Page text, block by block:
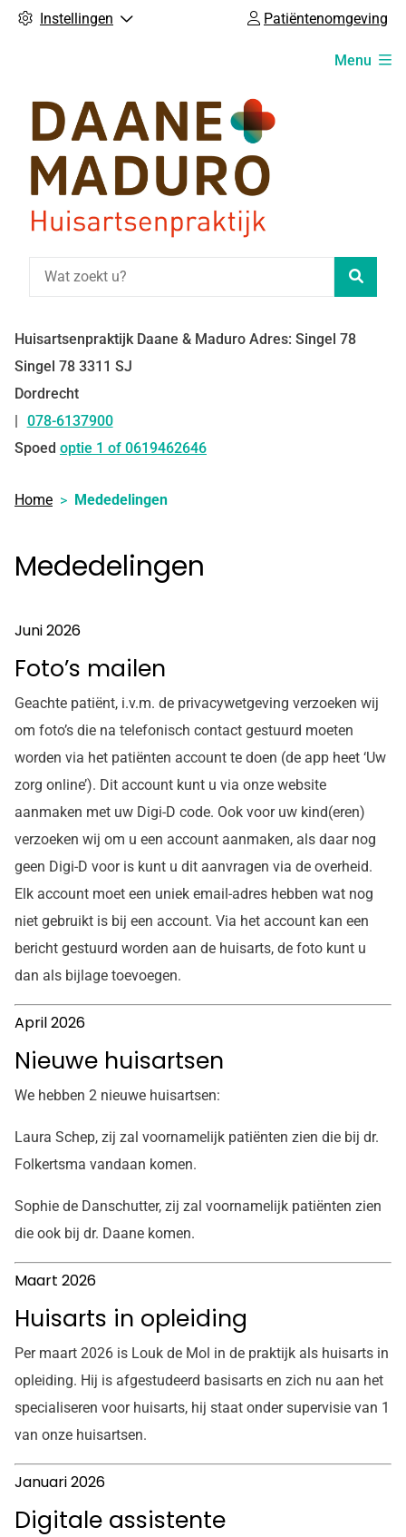
Instellingen Patiëntenomgeving
Menu
Huisartsenpraktijk Daane & Maduro Adres: Singel 78
Singel 78 3311 SJ
Dordrecht
Tel:
078-6137900
Spoed optie 1 of 0619462646
Home Mededelingen
Mededelingen
Juni 2026
Foto’s mailen
Geachte patiënt, i.v.m. de privacywetgeving verzoeken wij
om foto’s die na telefonisch contact gestuurd moeten
worden via het patiënten account te doen (de app heet ‘Uw
zorg online’). Dit account kunt u via onze website
aanmaken met uw Digi-D code. Ook voor uw kind(eren)
verzoeken wij om u een account aanmaken, als daar nog
geen Digi-D voor is kunt u dit aanvragen via de overheid.
Elk account moet een uniek email-adres hebben wat nog
niet gebruikt is bij een account. Via het account kan een
bericht gestuurd worden aan de huisarts, de foto kunt u
dan als bijlage toevoegen.
April 2026
Nieuwe huisartsen
We hebben 2 nieuwe huisartsen:
Laura Schep, zij zal voornamelijk patiënten zien die bij dr.
Folkertsma vandaan komen.
Sophie de Danschutter, zij zal voornamelijk patiënten zien
die ook bij dr. Daane komen.
Maart 2026
Huisarts in opleiding
Per maart 2026 is Louk de Mol in de praktijk als huisarts in
opleiding. Hij is afgestudeerd basisarts en zich nu aan het
specialiseren voor huisarts, hij staat onder supervisie van 1
van onze huisartsen.
Januari 2026
Digitale assistente